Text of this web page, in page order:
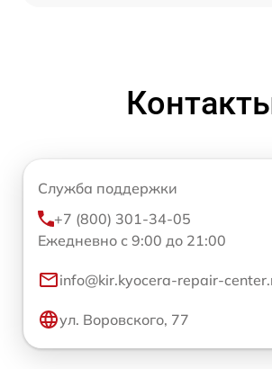
Служба поддержки
+7 (800) 301-34-05
Ежедневно с 9:00 до 21:00
info@kir.kyocera-repair-
ул. Воровского, 77